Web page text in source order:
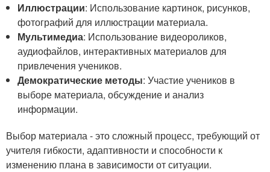
Иллюстрации: Использование картинок, рисунков,
фотографий для иллюстрации материала.
Мультимедиа: Использование видеороликов,
аудиофайлов, интерактивных материалов для
привлечения учеников.
Демократические методы: Участие учеников в
выборе материала, обсуждение и анализ
информации.
Выбор материала - это сложный процесс, требующий от
учителя гибкости, адаптивности и способности к
изменению плана в зависимости от ситуации.